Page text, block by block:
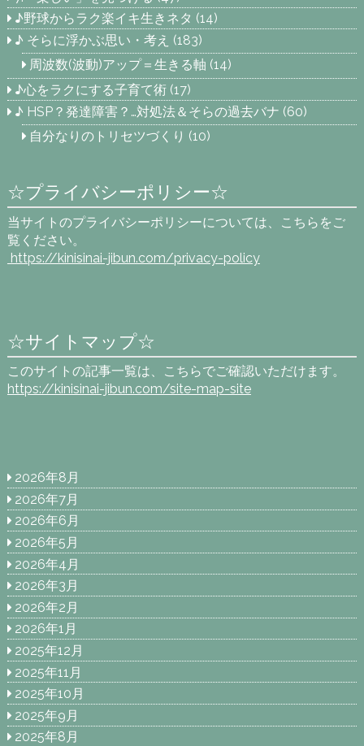
♪野球からラク楽イキ生きネタ (14)
♪ そらに浮かぶ思い・考え (183)
周波数(波動)アップ＝生きる軸 (14)
♪心をラクにする子育て術 (17)
♪ HSP？発達障害？…対処法＆そらの過去バナ (60)
自分なりのトリセツづくり (10)
☆プライバシーポリシー☆
当サイトのプライバシーポリシーについては、こちらをご
覧ください。
https://kinisinai-jibun.com/privacy-policy
☆サイトマップ☆
このサイトの記事一覧は、こちらでご確認いただけます。
https://kinisinai-jibun.com/site-map-site
2026年8月
2026年7月
2026年6月
2026年5月
2026年4月
2026年3月
2026年2月
2026年1月
2025年12月
2025年11月
2025年10月
2025年9月
2025年8月